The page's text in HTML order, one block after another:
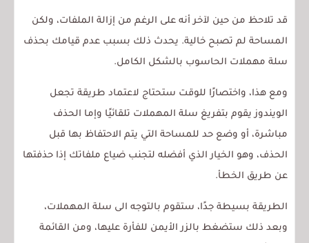
قد تلاحظ من حين لآخر أنه على الرغم من إزالة الملفات، ولكن
المساحة لم تصبح خالية. يحدث ذلك بسبب عدم قيامك بحذف
سلة مهملات الحاسوب بالشكل الكامل.
ومع هذا، واختصارًا للوقت ستحتاج لاعتماد طريقة تجعل
الويندوز يقوم بتفريغ سلة المهملات تلقائيًا وإما الحذف
مباشرة، أو وضع حد للمساحة التي يتم الاحتفاظ بها قبل
الحذف، وهو الخيار الذي أفضله لتجنب ضياع ملفاتك إذا حذفتها
عن طريق الخطأ.
الطريقة بسيطة جدًا، ستقوم بالتوجه الى سلة المهملات،
وبعد ذلك ستضغط بالزر الأيمن للفأرة عليها، ومن القائمة